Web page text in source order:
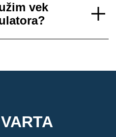
vek